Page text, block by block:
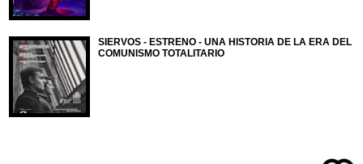
SIERVOS - ESTRENO - UNA HISTORIA DE LA ERA DEL
COMUNISMO TOTALITARIO